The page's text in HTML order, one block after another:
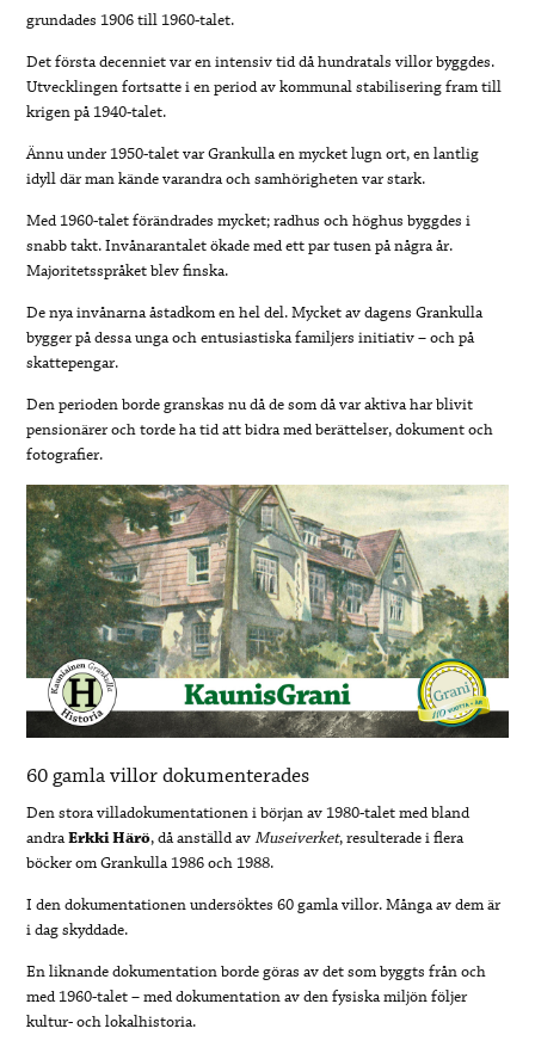
grundades 1906 till 1960-talet.
Det första decenniet var en intensiv tid då hundratals villor byggdes.
Utvecklingen fortsatte i en period av kommunal stabilisering fram till
krigen på 1940-talet.
Ännu under 1950-talet var Grankulla en mycket lugn ort, en lantlig
idyll där man kände varandra och samhörigheten var stark.
Med 1960-talet förändrades mycket; radhus och höghus byggdes i
snabb takt. Invånarantalet ökade med ett par tusen på några år.
Majoritetsspråket blev finska.
De nya invånarna åstadkom en hel del. Mycket av dagens Grankulla
bygger på dessa unga och entusiastiska familjers initiativ – och på
skattepengar.
Den perioden borde granskas nu då de som då var aktiva har blivit
pensionärer och torde ha tid att bidra med berättelser, dokument och
fotografier.
60 gamla villor dokumenterades
Den stora villadokumentationen i början av 1980-talet med bland
andraErkki Härö, då anställd avMuseiverket, resulterade i flera
böcker om Grankulla 1986 och 1988.
I den dokumentationen undersöktes 60 gamla villor. Många av dem är
i dag skyddade.
En liknande dokumentation borde göras av det som byggts från och
med 1960-talet – med dokumentation av den fysiska miljön följer
kultur- och lokalhistoria.